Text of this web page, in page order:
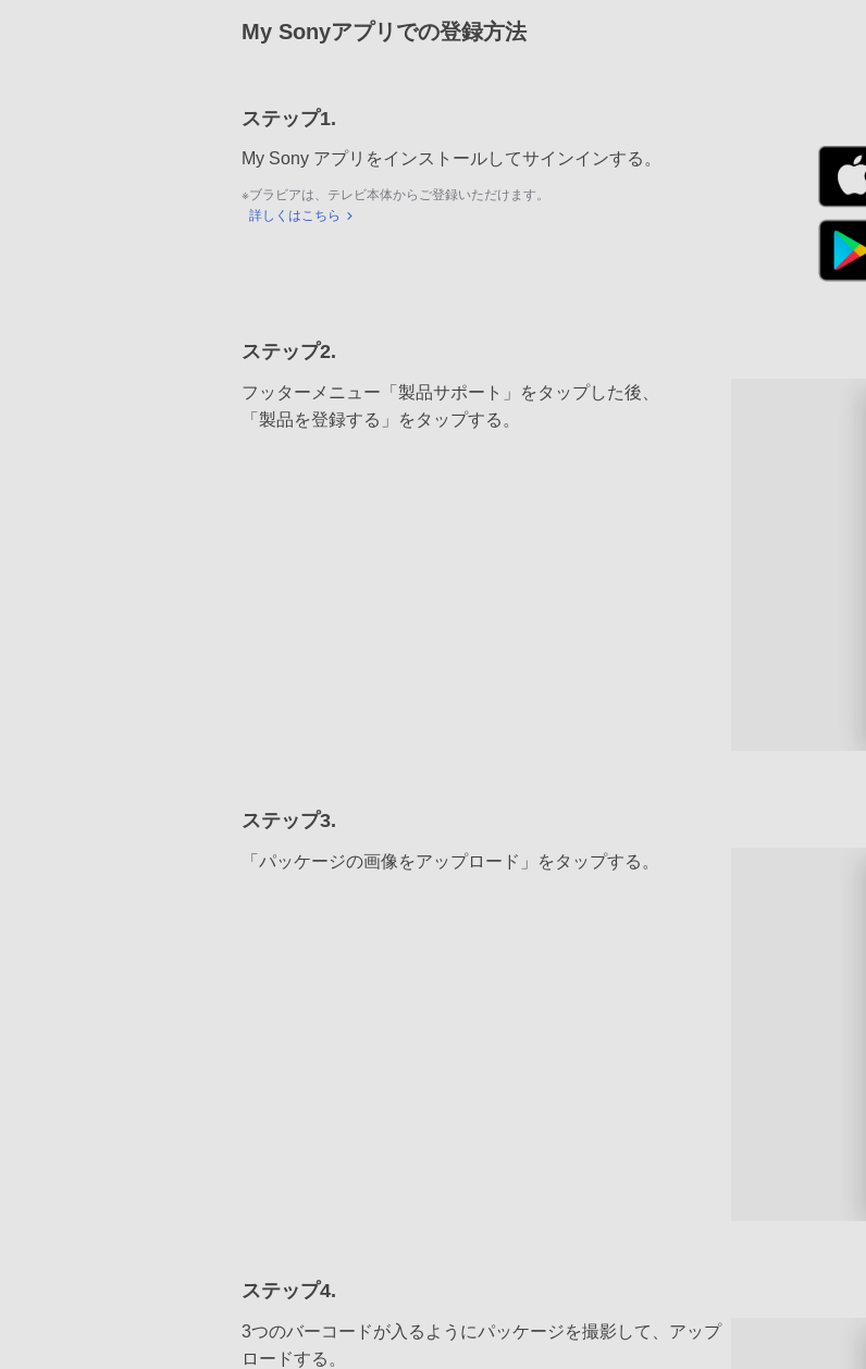
My Sonyアプリでの登録方法
ステップ1.
My Sony アプリをインストールしてサインインする。
※ブラビアは、テレビ本体からご登録いただけます。
詳しくはこちら
ステップ2.
フッターメニュー「製品サポート」をタップした後、
「製品を登録する」をタップする。
ステップ3.
「パッケージの画像をアップロード」をタップする。
ステップ4.
3つのバーコードが入るようにパッケージを撮影して、アップ
ロードする。